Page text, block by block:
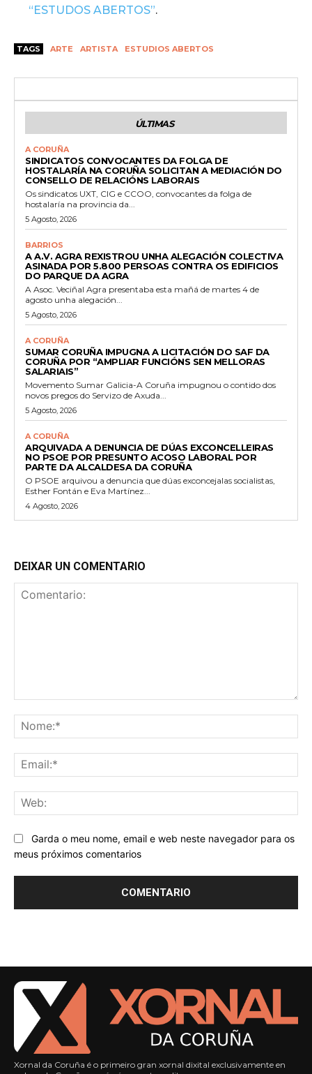
“ESTUDOS ABERTOS”.
TAGS ARTE ARTISTA ESTUDIOS ABERTOS
ÚLTIMAS
A CORUÑA
SINDICATOS CONVOCANTES DA FOLGA DE
HOSTALARÍA NA CORUÑA SOLICITAN A MEDIACIÓN DO
CONSELLO DE RELACIÓNS LABORAIS
Os sindicatos UXT, CIG e CCOO, convocantes da folga de
hostalaría na provincia da...
5 Agosto, 2026
BARRIOS
A A.V. AGRA REXISTROU UNHA ALEGACIÓN COLECTIVA
ASINADA POR 5.800 PERSOAS CONTRA OS EDIFICIOS
DO PARQUE DA AGRA
A Asoc. Veciñal Agra presentaba esta mañá de martes 4 de
agosto unha alegación...
5 Agosto, 2026
A CORUÑA
SUMAR CORUÑA IMPUGNA A LICITACIÓN DO SAF DA
CORUÑA POR “AMPLIAR FUNCIÓNS SEN MELLORAS
SALARIAIS”
Movemento Sumar Galicia-A Coruña impugnou o contido dos
novos pregos do Servizo de Axuda...
5 Agosto, 2026
A CORUÑA
ARQUIVADA A DENUNCIA DE DÚAS EXCONCELLEIRAS
NO PSOE POR PRESUNTO ACOSO LABORAL POR
PARTE DA ALCALDESA DA CORUÑA
O PSOE arquivou a denuncia que dúas exconcejalas socialistas,
Esther Fontán e Eva Martínez...
4 Agosto, 2026
DEIXAR UN COMENTARIO
Garda o meu nome, email e web neste navegador para os
meus próximos comentarios
Xornal da Coruña é o primeiro gran xornal dixital exclusivamente en